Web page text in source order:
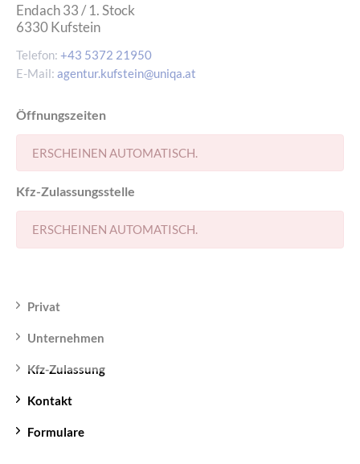
Endach 33 / 1. Stock
6330Kufstein
Telefon: +43 5372 21950
E-Mail: agentur.kufstein@uniqa.at
Öffnungszeiten
ERSCHEINEN AUTOMATISCH.
Kfz-Zulassungsstelle
ERSCHEINEN AUTOMATISCH.
Privat
Unternehmen
Kfz-Zulassung
Kontakt
Formulare